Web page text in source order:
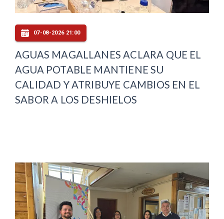
07-08-2026 21:00
AGUAS MAGALLANES ACLARA QUE EL
AGUA POTABLE MANTIENE SU
CALIDAD Y ATRIBUYE CAMBIOS EN EL
SABOR A LOS DESHIELOS